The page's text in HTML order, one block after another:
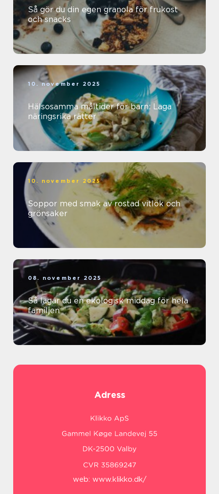
Så gör du din egen granola för frukost
och snacks
10. november 2025
Hälsosamma måltider för barn: Laga
näringsrika rätter
10. november 2025
Soppor med smak av rostad vitlök och
grönsaker
08. november 2025
Så lagar du en ekologisk middag för hela
familjen
Adress
web: www.klikko.dk/